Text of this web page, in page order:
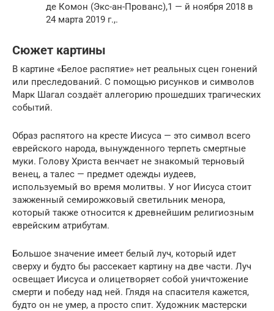
де Комон (Экс-ан-Прованс),1 — й ноября 2018 в
24 марта 2019 г.,.
Сюжет картины
В картине «Белое распятие» нет реальных сцен гонений
или преследований. С помощью рисунков и символов
Марк Шагал создаёт аллегорию прошедших трагических
событий.
Образ распятого на кресте Иисуса — это символ всего
еврейского народа, вынужденного терпеть смертные
муки. Голову Христа венчает не знакомый терновый
венец, а талес — предмет одежды иудеев,
используемый во время молитвы. У ног Иисуса стоит
зажженный семирожковый светильник менора,
который также относится к древнейшим религиозным
еврейским атрибутам.
Большое значение имеет белый луч, который идет
сверху и будто бы рассекает картину на две части. Луч
освещает Иисуса и олицетворяет собой уничтожение
смерти и победу над ней. Глядя на спасителя кажется,
будто он не умер, а просто спит. Художник мастерски